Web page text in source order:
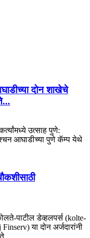
दोन शाखेचे
उत्साह पुणे:
आघाडीच्या पुणे कॅम्प येथे
पाटील डेव्हलपर्स (kolte-
या दोन अर्जदारांनी